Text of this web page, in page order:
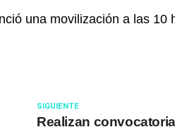
una movilización a las 10
SIGUIENTE
Realizan